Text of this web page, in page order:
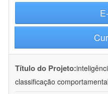
Título do Projeto:
classificação